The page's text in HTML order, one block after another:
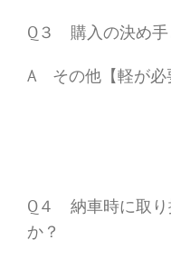
Q３ 購入の決め手
A その他【軽が必
Q４ 納車時に取り
か？